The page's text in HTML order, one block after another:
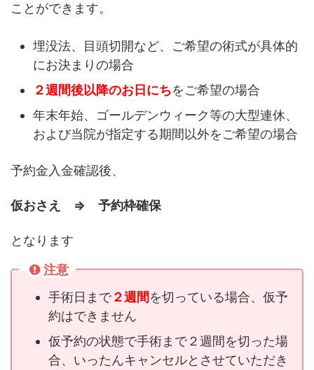
ことができます。
埋没法、目頭切開など、ご希望の術式が具体的
にお決まりの場合
２週間後以降のお日にちをご希望の場合
年末年始、ゴールデンウィーク等の大型連休、
および当院が指定する期間以外をご希望の場合
予約金入金確認後、
仮おさえ ⇒ 予約枠確保
となります
注意
手術日まで２週間を切っている場合、仮予
約はできません
仮予約の状態で手術まで２週間を切った場
合、いったんキャンセルとさせていただき